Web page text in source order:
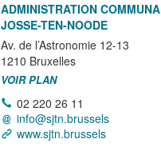
ADMINISTRATION
JOSSE-TEN-NOODE
Av. de l’Astronomie 12-13
1210 Bruxelles
VOIR PLAN
02 220 26 11
info@sjtn.brussels
www.sjtn.brussels